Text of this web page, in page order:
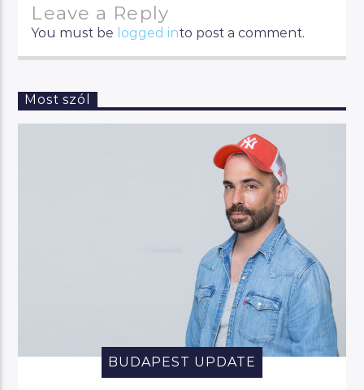
Leave a Reply
You must be logged into post a comment.
Most szól
BUDAPEST UPDATE